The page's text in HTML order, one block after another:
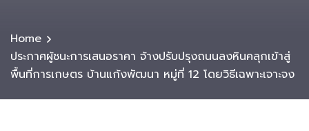
Home
ประกาศผู้ชนะการเสนอราคา จ้างปรับปรุงถนนลงหินคลุกเข้าสู่
พื้นที่การเกษตร บ้านแก้งพัฒนา หมู่ที่ 12 โดยวิธีเฉพาะเจาะจง